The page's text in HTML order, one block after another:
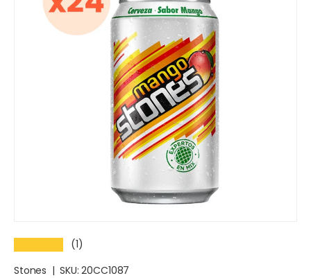
(1)
Stones |SKU: 20CC1087